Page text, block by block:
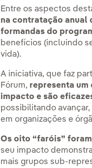
Entre os aspectos
na contratação anual
formandas do
benefícios (incluindo
vida).
A iniciativa, que faz
Fórum, representa
impacto e são
possibilitando
em organizações e
Os oito “faróis”
seu impacto
mais grupos sub-